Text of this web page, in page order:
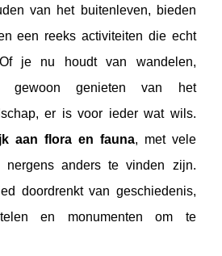
van het buitenleven, bieden
een reeks activiteiten die echt
je nu houdt van wandelen,
gewoon genieten van het
er is voor ieder wat wils.
aan flora en fauna, met vele
nergens anders te vinden zijn.
doordrenkt van geschiedenis,
en monumenten om te